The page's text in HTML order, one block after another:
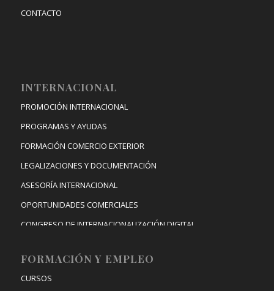
CONTACTO
INTERNACIONAL
PROMOCIÓN INTERNACIONAL
PROGRAMAS Y AYUDAS
FORMACIÓN COMERCIO EXTERIOR
LEGALIZACIONES Y DOCUMENTACIÓN
ASESORÍA INTERNACIONAL
OPORTUNIDADES COMERCIALES
CONGRESO DE INTERNACIONALIZACIÓN DIGITAL
FORMACIÓN Y EMPLEO
CURSOS